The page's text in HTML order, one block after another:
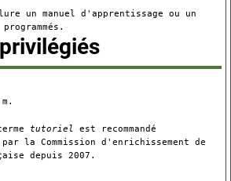
un manuel d'apprentissage ou un
:
tutoriel est recommandé
la Commission d'enrichissement de
depuis 2007.